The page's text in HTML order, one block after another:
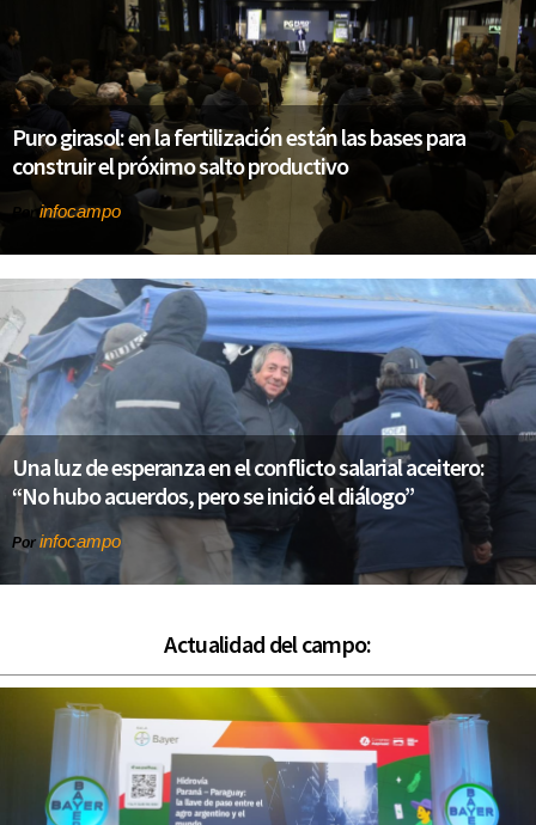
Puro girasol: en la fertilización están las bases para
construir el próximo salto productivo
Por infocampo
Una luz de esperanza en el conflicto salarial aceitero:
“No hubo acuerdos, pero se inició el diálogo”
Por infocampo
Actualidad del campo: